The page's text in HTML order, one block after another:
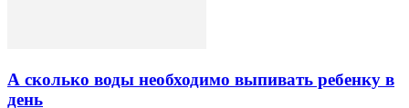
А сколько воды необходимо выпивать ребенку в
день